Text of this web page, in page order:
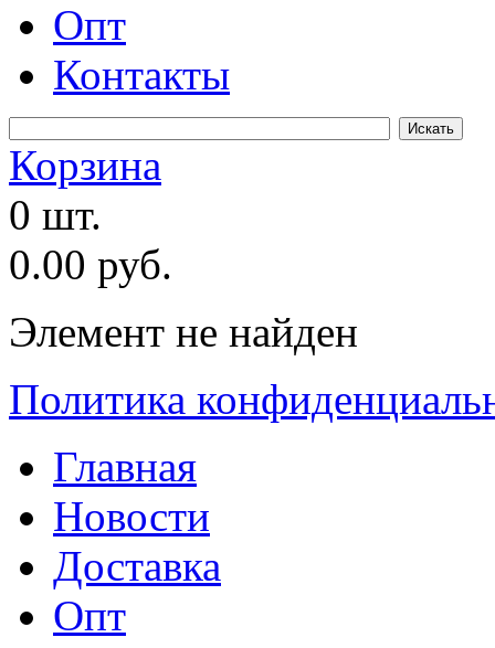
Опт
Контакты
Корзина
0 шт.
0.00 руб.
Элемент не найден
Политика
Главная
Новости
Доставка
Опт